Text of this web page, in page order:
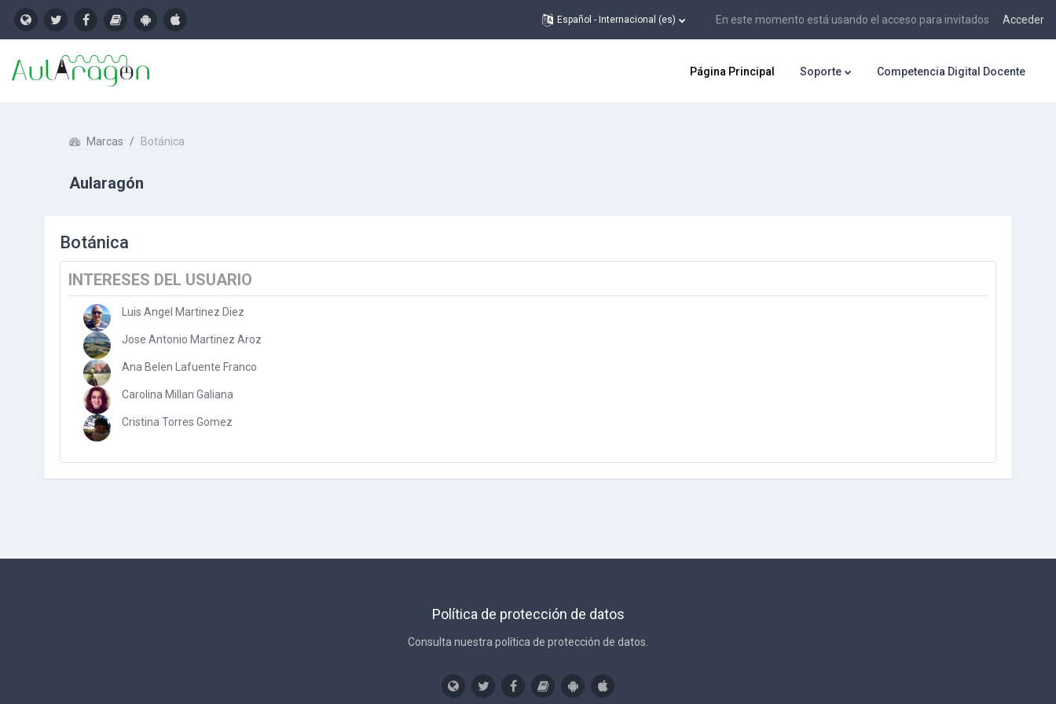
Español - Internacional ‎(es)‎ En este momento está usando el acceso para invitados Acceder
Página Principal Soporte Competencia Digital Docente
Marcas Botánica
Aularagón
Botánica
INTERESES DEL USUARIO
Luis Angel Martinez Diez
Jose Antonio Martinez Aroz
Ana Belen Lafuente Franco
Carolina Millan Galiana
Cristina Torres Gomez
Política de protección de datos
Consulta nuestra política de protección de datos.